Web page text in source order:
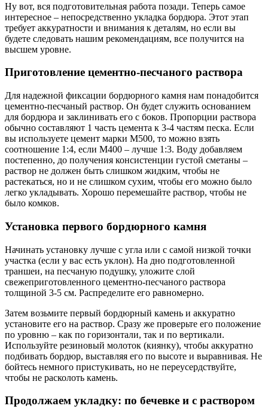
Ну вот, вся подготовительная работа позади. Теперь самое
интересное – непосредственно укладка бордюра. Этот этап
требует аккуратности и внимания к деталям, но если вы
будете следовать нашим рекомендациям, все получится на
высшем уровне.
Приготовление цементно-песчаного раствора
Для надежной фиксации бордюрного камня нам понадобится
цементно-песчаный раствор. Он будет служить основанием
для бордюра и заклинивать его с боков. Пропорции раствора
обычно составляют 1 часть цемента к 3-4 частям песка. Если
вы используете цемент марки М500, то можно взять
соотношение 1:4, если М400 – лучше 1:3. Воду добавляем
постепенно, до получения консистенции густой сметаны –
раствор не должен быть слишком жидким, чтобы не
растекаться, но и не слишком сухим, чтобы его можно было
легко укладывать. Хорошо перемешайте раствор, чтобы не
было комков.
Установка первого бордюрного камня
Начинать установку лучше с угла или с самой низкой точки
участка (если у вас есть уклон). На дно подготовленной
траншеи, на песчаную подушку, уложите слой
свежеприготовленного цементно-песчаного раствора
толщиной 3-5 см. Распределите его равномерно.
Затем возьмите первый бордюрный камень и аккуратно
установите его на раствор. Сразу же проверьте его положение
по уровню – как по горизонтали, так и по вертикали.
Используйте резиновый молоток (киянку), чтобы аккуратно
подбивать бордюр, выставляя его по высоте и выравнивая. Не
бойтесь немного пристукивать, но не переусердствуйте,
чтобы не расколоть камень.
Продолжаем укладку: по бечевке и с раствором